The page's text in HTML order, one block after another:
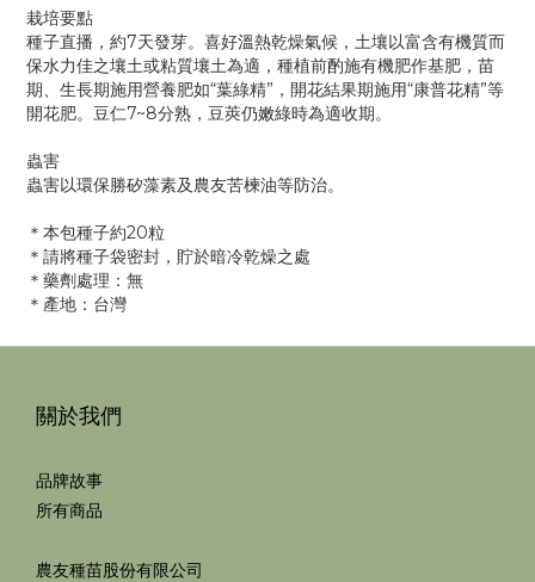
栽培要點
種子直播，約7天發芽。喜好溫熱乾燥氣候，土壤以富含有機質而
保水力佳之壤土或粘質壤土為適，種植前酌施有機肥作基肥，苗
期、生長期施用營養肥如“葉綠精”，開花結果期施用“康普花精”等
開花肥。豆仁7~8分熟，豆莢仍嫩綠時為適收期。
蟲害
蟲害以環保勝矽藻素及農友苦楝油等防治。
＊本包種子約20粒
＊請將種子袋密封，貯於暗冷乾燥之處
＊藥劑處理：無
＊產地：台灣
關於我們
品牌故事
所有商品
農友種苗股份有限公司